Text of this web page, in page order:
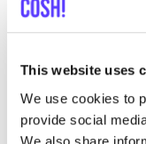
This website uses
We use cookies to
provide social
We also share